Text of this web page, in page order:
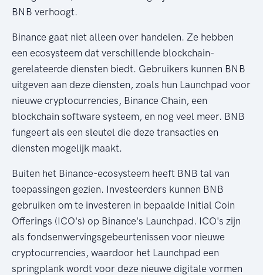
BNB verhoogt.
Binance gaat niet alleen over handelen. Ze hebben
een ecosysteem dat verschillende blockchain-
gerelateerde diensten biedt. Gebruikers kunnen BNB
uitgeven aan deze diensten, zoals hun Launchpad voor
nieuwe cryptocurrencies, Binance Chain, een
blockchain software systeem, en nog veel meer. BNB
fungeert als een sleutel die deze transacties en
diensten mogelijk maakt.
Buiten het Binance-ecosysteem heeft BNB tal van
toepassingen gezien. Investeerders kunnen BNB
gebruiken om te investeren in bepaalde Initial Coin
Offerings (ICO's) op Binance's Launchpad. ICO's zijn
als fondsenwervingsgebeurtenissen voor nieuwe
cryptocurrencies, waardoor het Launchpad een
springplank wordt voor deze nieuwe digitale vormen